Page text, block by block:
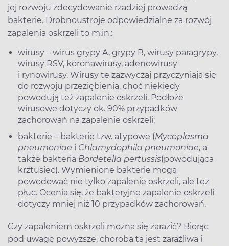
jej rozwoju zdecydowanie rzadziej prowadzą
bakterie. Drobnoustroje odpowiedzialne za rozwój
zapalenia oskrzeli to m.in.:
wirusy – wirus grypy A, grypy B, wirusy paragrypy,
wirusy RSV, koronawirusy, adenowirusy
i rynowirusy. Wirusy te zazwyczaj przyczyniają się
do rozwoju przeziębienia, choć niekiedy
powodują też zapalenie oskrzeli. Podłoże
wirusowe dotyczy ok. 90% przypadków
zachorowań na zapalenie oskrzeli;
bakterie – bakterie tzw. atypowe (Mycoplasma
pneumoniae i Chlamydophila pneumoniae, a
także bakteria Bordetella pertussis(powodująca
krztusiec). Wymienione bakterie mogą
powodować nie tylko zapalenie oskrzeli, ale też
płuc. Ocenia się, że bakteryjne zapalenie oskrzeli
dotyczy mniej niż 10 przypadków zachorowań.
Czy zapaleniem oskrzeli można się zarazić? Biorąc
pod uwagę powyższe, choroba ta jest zaraźliwa i